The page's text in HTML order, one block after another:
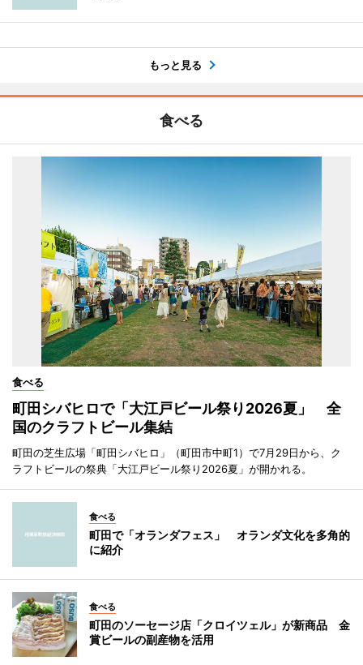
もっと見る
食べる
食べる
町田シバヒロで「大江戸ビール祭り2026夏」 全
国のクラフトビール集結
町田の芝生広場「町田シバヒロ」（町田市中町1）で7月29日から、ク
ラフトビールの祭典「大江戸ビール祭り2026夏」が開かれる。
食べる
町田で「オランダフェス」 オランダ文化を多角的
に紹介
食べる
町田のソーセージ店「クロイツェル」が新商品 金
賞ビールの副産物を活用